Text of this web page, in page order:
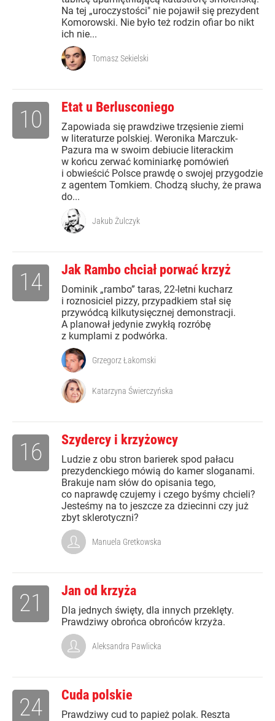
Na tej „uroczystości" nie pojawił się prezydent
Komorowski. Nie było też rodzin ofiar bo nikt
ich nie...
Tomasz Sekielski
Etat u Berlusconiego
Zapowiada się prawdziwe trzęsienie ziemi
w literaturze polskiej. Weronika Marczuk-
Pazura ma w swoim debiucie literackim
w końcu zerwać kominiarkę pomówień
i obwieścić Polsce prawdę o swojej przygodzie
z agentem Tomkiem. Chodzą słuchy, że prawa
do...
10
Jakub Żulczyk
Jak Rambo chciał porwać krzyż
Dominik „rambo” taras, 22-letni kucharz
i roznosiciel pizzy, przypadkiem stał się
przywódcą kilkutysięcznej demonstracji.
A planował jedynie zwykłą rozróbę
z kumplami z podwórka.
14
Grzegorz Łakomski
Katarzyna Świerczyńska
Szydercy i krzyżowcy
Ludzie z obu stron barierek spod pałacu
prezydenckiego mówią do kamer sloganami.
Brakuje nam słów do opisania tego,
co naprawdę czujemy i czego byśmy chcieli?
Jesteśmy na to jeszcze za dziecinni czy już
zbyt sklerotyczni?
16
Manuela Gretkowska
Jan od krzyża
Dla jednych święty, dla innych przeklęty.
Prawdziwy obrońca obrońców krzyża.
21
Aleksandra Pawlicka
Cuda polskie
Prawdziwy cud to papież polak. Reszta
24